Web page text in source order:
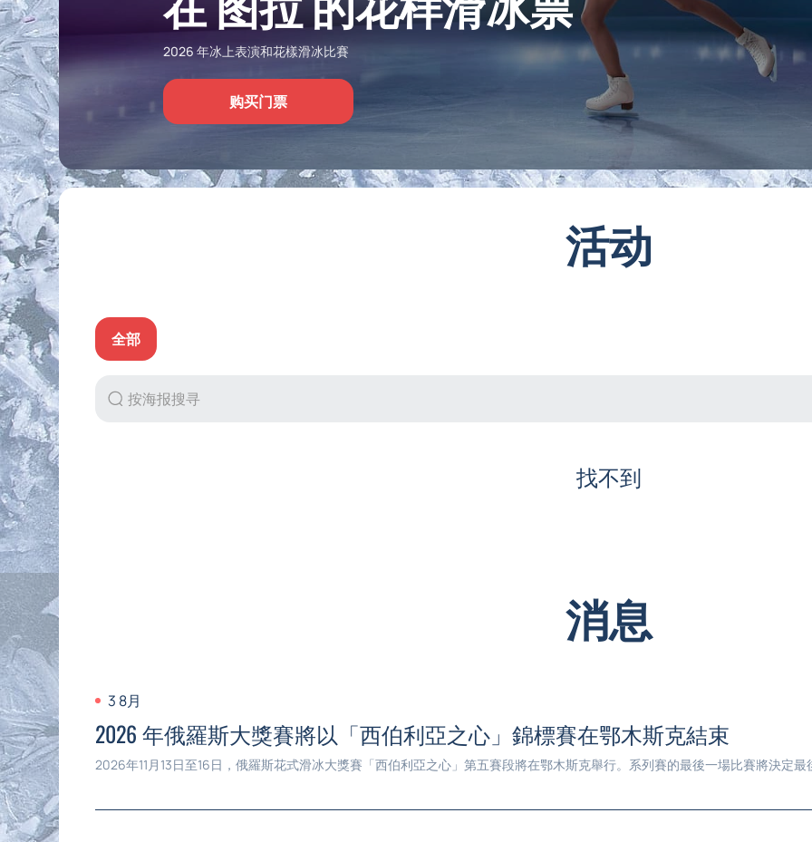
2026 年冰上表演和花樣滑冰比賽
购买门票
活动
全部
找不到
消息
3 8月
2026 年俄羅斯大獎賽將以「西伯利亞之心」錦標賽在鄂木斯克結束
2026年11月13日至16日，俄羅斯花式滑冰大獎賽「西伯利亞之心」第五賽段將在鄂木斯克舉行。系列賽的最後一場比賽將決定